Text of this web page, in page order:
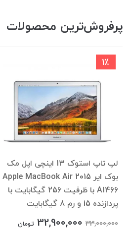
پرفروش‌ترین محصولات
1٪
لپ تاپ استوک 13 اینچی اپل مک
بوک ایر Apple MacBook Air 2015
A1466 با ظرفیت 256 گیگابایت با
پردازنده i5 و رم 8 گیگابایت
33,000,000
32,900,000 تومان